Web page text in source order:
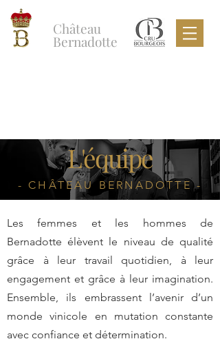
Château
Bernadotte
L'équipe
- CHÂTEAU BERNADOTTE -
Les femmes et les hommes de
Bernadotte élèvent le niveau de qualité
grâce à leur travail quotidien, à leur
engagement et grâce à leur imagination.
Ensemble, ils embrassent l’avenir d’un
monde vinicole en mutation constante
avec confiance et détermination.